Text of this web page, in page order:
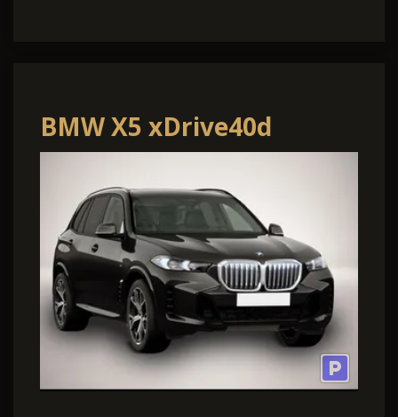
BMW X5 xDrive40d